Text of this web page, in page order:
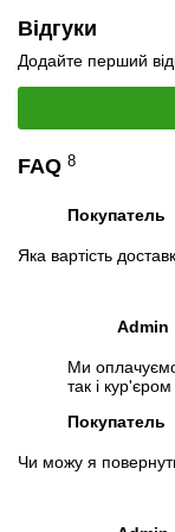
Кулер:
У комплект
Для складання
корпус, блок
Специфікація
Тестування
Відгуки
Додайте перший
FAQ 8
Покупатель
Яка вартість
Admin
Ми
так і
Покупатель
Чи можу я